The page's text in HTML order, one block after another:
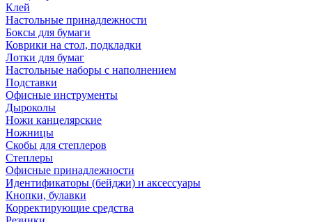
Клей
Настольные принадлежности
Боксы для бумаги
Коврики на стол, подкладки
Лотки для бумаг
Настольные наборы с наполнением
Подставки
Офисные инструменты
Дыроколы
Ножи канцелярские
Ножницы
Скобы для степлеров
Степлеры
Офисные принадлежности
Идентификаторы (бейджи) и аксессуары
Кнопки, булавки
Корректирующие средства